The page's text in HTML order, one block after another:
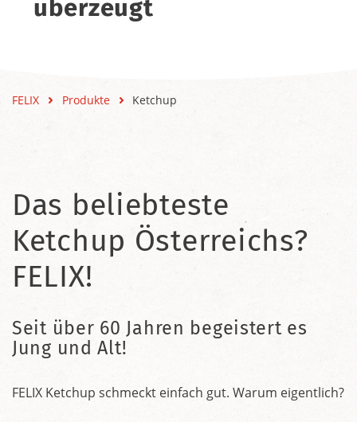
überzeugt
FELIX Produkte Ketchup
Das beliebteste
Ketchup Österreichs?
FELIX!
Seit über 60 Jahren begeistert es
Jung und Alt!
FELIX Ketchup schmeckt einfach gut. Warum eigentlich?